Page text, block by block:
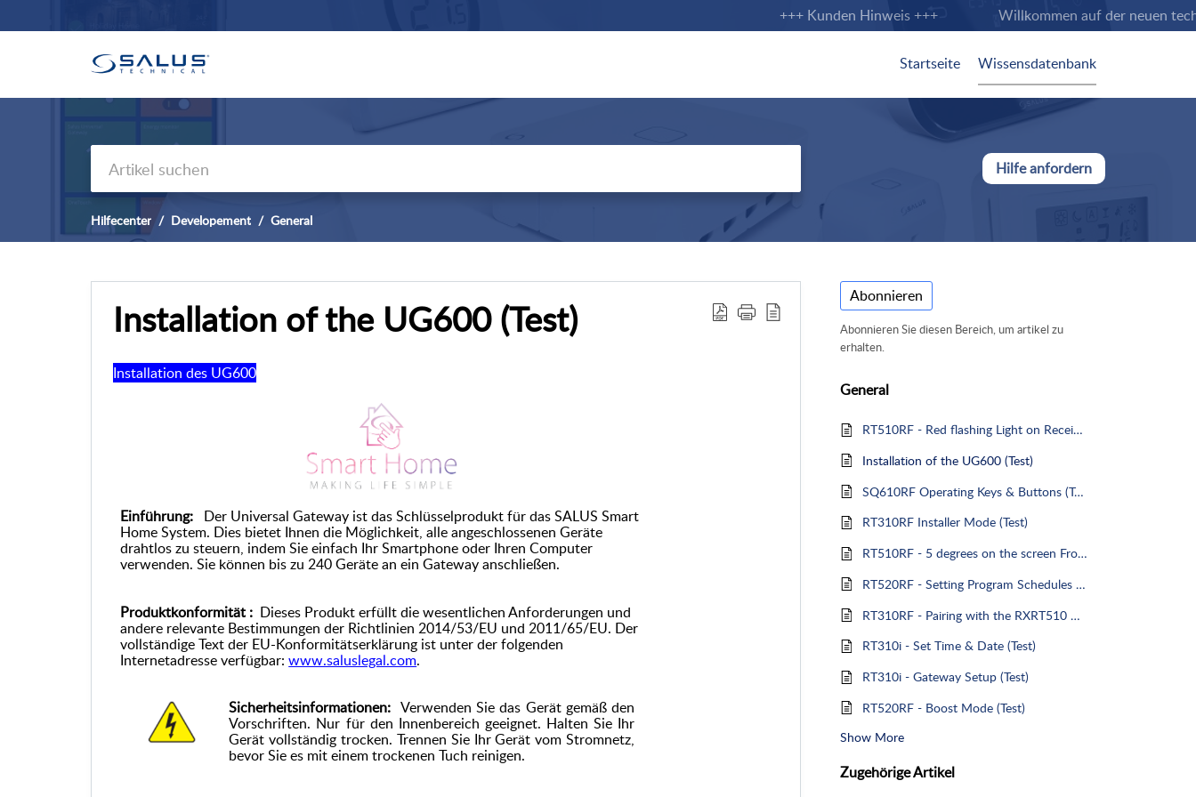
+++ Kunden Hinweis +++ Willkommen auf der neuen
Startseite Wissensdatenbank
Hilfe anfordern
Hilfecenter Developement General
Installation of the UG600 (Test)
Installation des UG600
Einführung: Der Universal Gateway ist das Schlüsselprodukt für das SALUS Smart
Home System. Dies bietet Ihnen die Möglichkeit, alle angeschlossenen Geräte
drahtlos zu steuern, indem Sie einfach Ihr Smartphone oder Ihren Computer
verwenden. Sie können bis zu 240 Geräte an ein Gateway anschließen.
Produktkonformität : Dieses Produkt erfüllt die wesentlichen Anforderungen und
andere relevante Bestimmungen der Richtlinien 2014/53/EU und 2011/65/EU. Der
vollständige Text der EU-Konformitätserklärung ist unter der folgenden
Internetadresse verfügbar:www.saluslegal.com.
Sicherheitsinformationen: Verwenden Sie das Gerät gemäß den
Vorschriften. Nur für den Innenbereich geeignet. Halten Sie Ihr
Gerät vollständig trocken. Trennen Sie Ihr Gerät vom Stromnetz,
bevor Sie es mit einem trockenen Tuch reinigen.
Abonnieren
Abonnieren Sie diesen Bereich, um artikel zu
erhalten.
General
RT510RF - Red flashing Light on Receiver (Test)
Installation of the UG600 (Test)
SQ610RF Operating Keys & Buttons (Test)
RT310RF Installer Mode (Test)
RT510RF - 5 degrees on the screen Frost Protection (Test)
RT520RF - Setting Program Schedules (Test Article)
RT310RF - Pairing with the RXRT510 Receiver - Translation Test !
RT310i - Set Time & Date (Test)
RT310i - Gateway Setup (Test)
RT520RF - Boost Mode (Test)
Show More
ZugehörigeArtikel